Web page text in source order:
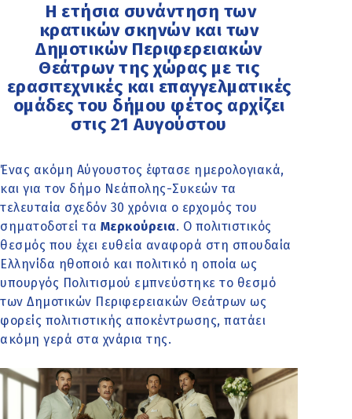
Η ετήσια συνάντηση των
κρατικών σκηνών και των
Δημοτικών Περιφερειακών
Θεάτρων της χώρας με τις
ερασιτεχνικές και επαγγελματικές
ομάδες του δήμου φέτος αρχίζει
στις 21 Αυγούστου
Ένας ακόμη Αύγουστος έφτασε ημερολογιακά,
και για τον δήμο Νεάπολης-Συκεών τα
τελευταία σχεδόν 30 χρόνια ο ερχομός του
σηματοδοτεί τα Μερκούρεια. Ο πολιτιστικός
θεσμός που έχει ευθεία αναφορά στη σπουδαία
Ελληνίδα ηθοποιό και πολιτικό η οποία ως
υπουργός Πολιτισμού εμπνεύστηκε το θεσμό
των Δημοτικών Περιφερειακών Θεάτρων ως
φορείς πολιτιστικής αποκέντρωσης, πατάει
ακόμη γερά στα χνάρια της.